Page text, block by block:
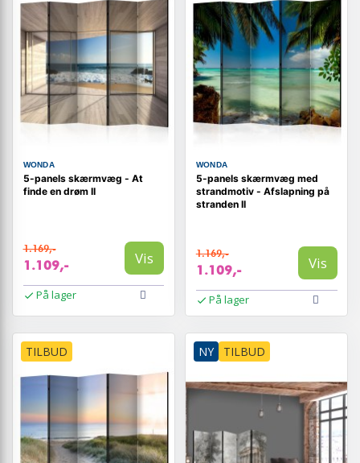
WONDA
5-panels skærmvæg - At
finde en drøm II
1.169,-
1.109,- Vis
På lager
WONDA
5-panels skærmvæg med
strandmotiv - Afslapning på
stranden II
1.169,-
1.109,- Vis
På lager
TILBUD NY TILBUD